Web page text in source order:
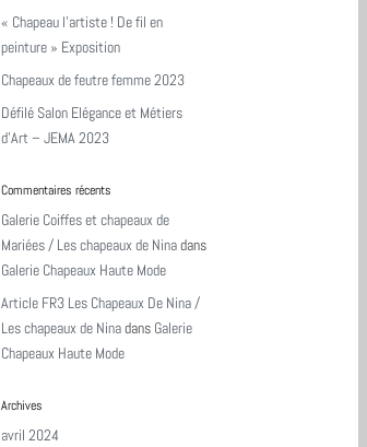
« Chapeau l’artiste ! De fil en
peinture » Exposition
Chapeaux de feutre femme 2023
Défilé Salon Elégance et Métiers
d’Art – JEMA 2023
Commentaires récents
Galerie Coiffes et chapeaux de
Mariées / Les chapeaux de Ninadans
Galerie Chapeaux Haute Mode
Article FR3 Les Chapeaux De Nina /
Les chapeaux de Ninadans Galerie
Chapeaux Haute Mode
Archives
avril 2024